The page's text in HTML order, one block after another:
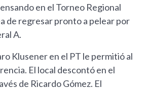
en el Torneo Regional
de regresar pronto a pelear por
A.
Klusener en el PT le permitió al
El local descontó en el
de Ricardo Gómez. El